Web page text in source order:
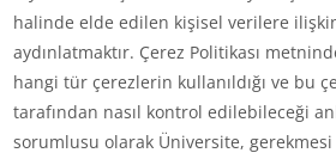
halinde elde edilen kişisel verilere
aydınlatmaktır. Çerez Politikası
hangi tür çerezlerin kullanıldığı ve bu
tarafından nasıl kontrol edilebileceği
sorumlusu olarak Üniversite,